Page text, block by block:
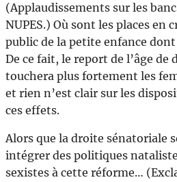
(Applaudissements sur les
NUPES.) Où sont les places en
public de la petite enfance
De ce fait, le report de l’âge de
touchera plus fortement les
et rien n’est clair sur les
ces effets.
Alors que la droite sénatoriale
intégrer des politiques
sexistes à cette réforme…